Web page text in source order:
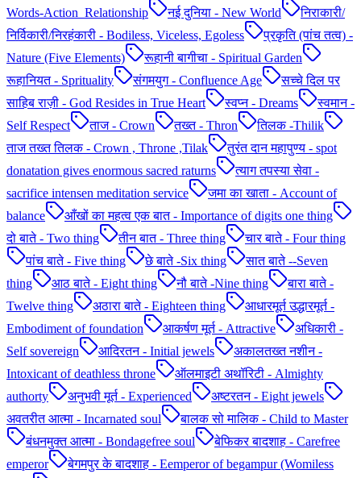
Words-Action_Relationship
नई दुनिया - New World
निराकारी/
निर्विकारी/निरहंकारी - Bodiless, Viceless, Egoless
प्रकृति (पांच तत्व) -
Nature (Five Elements)
रूहानी बागीचा - Spiritual Garden
रूहानियत - Sprituality
संगमयुग - Confluence Age
सच्चे दिल पर
साहिब राज़ी - God Resides in True Heart
स्वप्न - Dreams
स्वमान -
Self Respect
ताज - Crown तख्त - Thron
तिलक -Thilik
ताज तख्त तिलक - Crown , Throne ,Tilak
तुरंत दान महापुण्य - spot
donatation gives enormous sacred raturns
त्याग तपस्या सेवा -
sacrifice intensen meditation service
जमा का खाता - Account of
balance
आँखों का महत्व एक बात - Importance of digits one thing
दो बाते - Two thing
तीन बात - Three thing
चार बाते - Four thing
पांच बाते - Five thing
छे बाते -Six thing
सात बाते --Seven
thing
आठ बाते - Eight thing नौ बाते -Nine thing
बारा बाते -
Twelve thing
अठारा बाते - Eighteen thing
आधारमूर्त उद्धारमूर्त -
Embodiment of foundation
आकर्षण मूर्त - Attractive
अधिकारी -
Self sovereign
आदिरतन - Initial jewels
अकालतख्त नशीन -
Intoxicant of deathless throne
ऑलमाइटी अथॉरिटी - Almighty
authorty
अनुभवी मूर्त - Experienced
अष्टरतन - Eight jewels
अवतरीत आत्मा - Incarnated soul
बालक सो मालिक - Child to Master
बंधनमुक्त आत्मा - Bondagefree soul
बेफिकर बादशाह - Carefree
emperor
बेगमपुर के बादशाह - Eemperor of begampur (Womiless